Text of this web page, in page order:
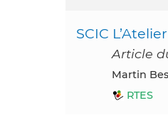
SCIC
Article
Martin
RTES